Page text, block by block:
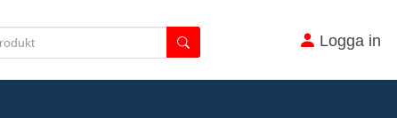
Logga in